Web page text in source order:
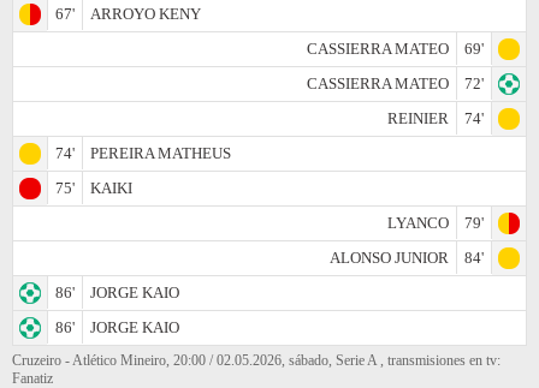
67'
ARROYO KENY
CASSIERRA MATEO
69'
CASSIERRA MATEO
72'
REINIER
74'
74'
PEREIRA MATHEUS
75'
KAIKI
LYANCO
79'
ALONSO JUNIOR
84'
86'
JORGE KAIO
86'
JORGE KAIO
Cruzeiro - Atlético Mineiro, 20:00 / 02.05.2026, sábado, Serie A , transmisiones en tv:
Fanatiz